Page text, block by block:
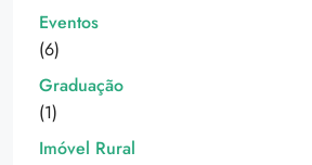
Eventos
(6)
Graduação
(1)
Imóvel Rural